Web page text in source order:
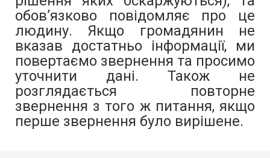
обов’язково повідомляє про це
людину. Якщо громадянин не
вказав достатньо інформації, ми
повертаємо звернення та просимо
уточнити дані. Також не
розглядається повторне
звернення з того ж питання, якщо
перше звернення було вирішене.